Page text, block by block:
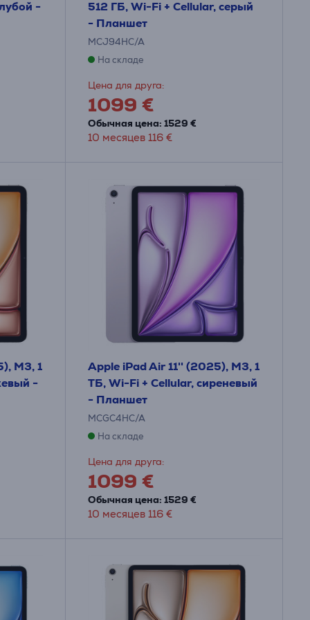
-
512 ГБ, Wi-Fi + Cellular, серый
- Планшет
MCJ94HC/A
На складе
Цена для друга:
1099 €
Обычная цена: 1529 €
10 месяцев 116 €
M3, 1
-
Apple iPad Air 11'' (2025), M3, 1
ТБ, Wi-Fi + Cellular, сиреневый
- Планшет
MCGC4HC/A
На складе
Цена для друга:
1099 €
Обычная цена: 1529 €
10 месяцев 116 €